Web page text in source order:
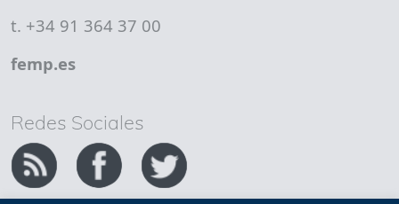
t. +34 91 364 37 00
femp.es
Redes Sociales